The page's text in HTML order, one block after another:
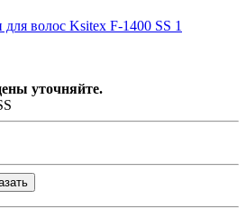
уточняйте.